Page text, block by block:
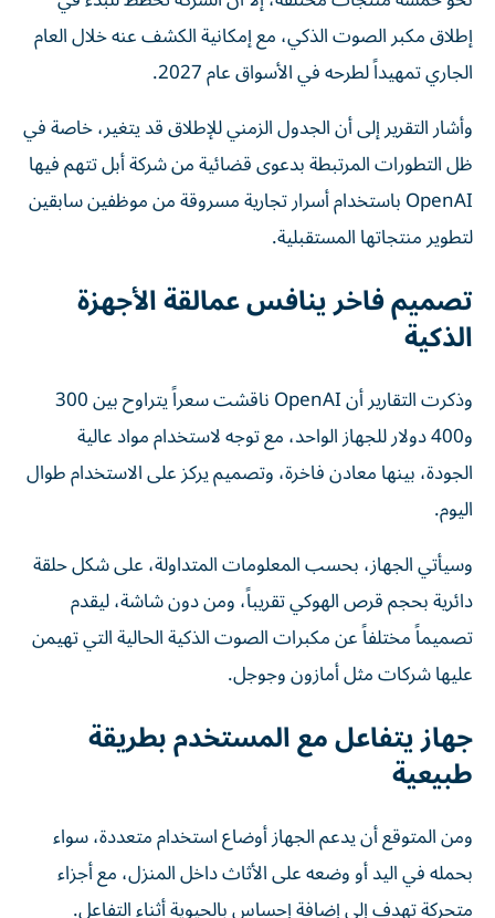
إطلاق مكبر الصوت الذكي، مع إمكانية الكشف عنه خلال العام
الجاري تمهيداً لطرحه في الأسواق عام 2027.
وأشار التقرير إلى أن الجدول الزمني للإطلاق قد يتغير، خاصة في
ظل التطورات المرتبطة بدعوى قضائية من شركة أبل تتهم فيها
OpenAI باستخدام أسرار تجارية مسروقة من موظفين سابقين
لتطوير منتجاتها المستقبلية.
تصميم فاخر ينافس عمالقة الأجهزة
الذكية
وذكرت التقارير أن OpenAI ناقشت سعراً يتراوح بين 300
و400 دولار للجهاز الواحد، مع توجه لاستخدام مواد عالية
الجودة، بينها معادن فاخرة، وتصميم يركز على الاستخدام طوال
اليوم.
وسيأتي الجهاز، بحسب المعلومات المتداولة، على شكل حلقة
دائرية بحجم قرص الهوكي تقريباً، ومن دون شاشة، ليقدم
تصميماً مختلفاً عن مكبرات الصوت الذكية الحالية التي تهيمن
عليها شركات مثل أمازون وجوجل.
جهاز يتفاعل مع المستخدم بطريقة
طبيعية
ومن المتوقع أن يدعم الجهاز أوضاع استخدام متعددة، سواء
بحمله في اليد أو وضعه على الأثاث داخل المنزل، مع أجزاء